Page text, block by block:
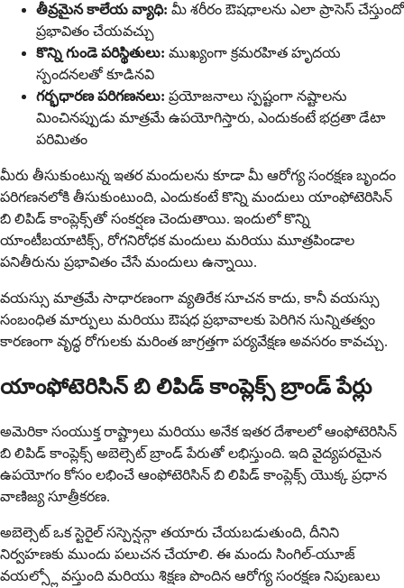
తీవ్రమైన కాలేయ వ్యాధి: మీ శరీరం ఔషధాలను ఎలా ప్రాసెస్ చేస్తుందో
ప్రభావితం చేయవచ్చు
కొన్ని గుండె పరిస్థితులు: ముఖ్యంగా క్రమరహిత హృదయ
స్పందనలతో కూడినవి
గర్భధారణ పరిగణనలు: ప్రయోజనాలు స్పష్టంగా నష్టాలను
మించినప్పుడు మాత్రమే ఉపయోగిస్తారు, ఎందుకంటే భద్రతా డేటా
పరిమితం
మీరు తీసుకుంటున్న ఇతర మందులను కూడా మీ ఆరోగ్య సంరక్షణ బృందం
పరిగణనలోకి తీసుకుంటుంది, ఎందుకంటే కొన్ని మందులు యాంఫోటెరిసిన్
బి లిపిడ్ కాంప్లెక్స్‌తో సంకర్షణ చెందుతాయి. ఇందులో కొన్ని
యాంటీబయాటిక్స్, రోగనిరోధక మందులు మరియు మూత్రపిండాల
పనితీరును ప్రభావితం చేసే మందులు ఉన్నాయి.
వయస్సు మాత్రమే సాధారణంగా వ్యతిరేక సూచన కాదు, కానీ వయస్సు
సంబంధిత మార్పులు మరియు ఔషధ ప్రభావాలకు పెరిగిన సున్నితత్వం
కారణంగా వృద్ధ రోగులకు మరింత జాగ్రత్తగా పర్యవేక్షణ అవసరం కావచ్చు.
యాంఫోటెరిసిన్ బి లిపిడ్ కాంప్లెక్స్ బ్రాండ్ పేర్లు
అమెరికా సంయుక్త రాష్ట్రాలు మరియు అనేక ఇతర దేశాలలో ఆంఫోటెరిసిన్
బి లిపిడ్ కాంప్లెక్స్ అబెల్సెట్ బ్రాండ్ పేరుతో లభిస్తుంది. ఇది వైద్యపరమైన
ఉపయోగం కోసం లభించే ఆంఫోటెరిసిన్ బి లిపిడ్ కాంప్లెక్స్ యొక్క ప్రధాన
వాణిజ్య సూత్రీకరణ.
అబెల్సెట్ ఒక స్టెరైల్ సస్పెన్షన్గా తయారు చేయబడుతుంది, దీనిని
నిర్వహణకు ముందు పలుచన చేయాలి. ఈ మందు సింగిల్-యూజ్
వయల్స్లో వస్తుంది మరియు శిక్షణ పొందిన ఆరోగ్య సంరక్షణ నిపుణులు